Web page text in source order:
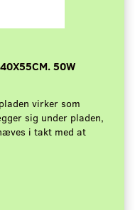
50W
virker som
sig under pladen,
i takt med at